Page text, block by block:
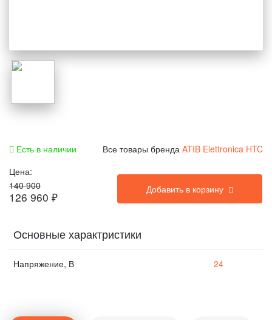
Есть в наличии Все товары бренда ATIB Elettronica HTC
Цена:
140 900
126 960 ₽
Добавить в корзину
Основные характристики
Напряжение, В 24